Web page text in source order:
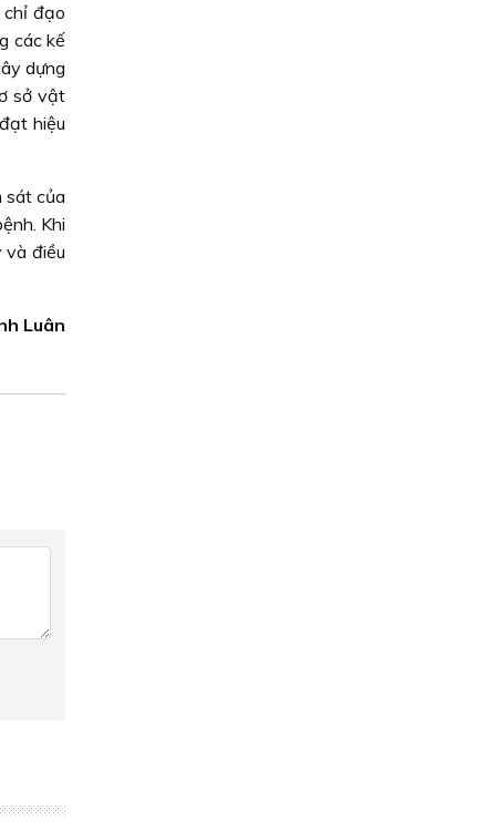
chỉ đạo
các kế
dựng
sở vật
hiệu
sát của
Khi
và điều
Luân